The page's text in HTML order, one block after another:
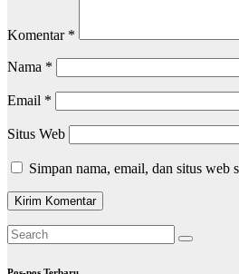
Komentar *
Nama *
Email *
Situs Web
Simpan nama, email, dan situs web